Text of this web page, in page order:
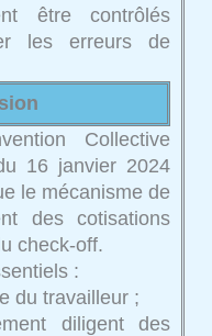
être contrôlés
les erreurs de
Collective
16 janvier 2024
le mécanisme de
des cotisations
check-off.
:
du travailleur ;
diligent des